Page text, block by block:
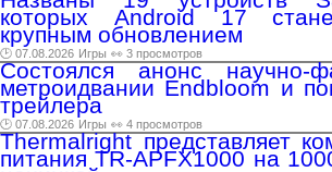
которых Android 17
крупным обновлением
🕑 07.08.2026 Игры 👀 3 просмотров
Состоялся анонс научно-
метроидвании Endbloom и
трейлера
🕑 07.08.2026 Игры 👀 4 просмотров
Thermalright представляет
питания TR-APFX1000 на